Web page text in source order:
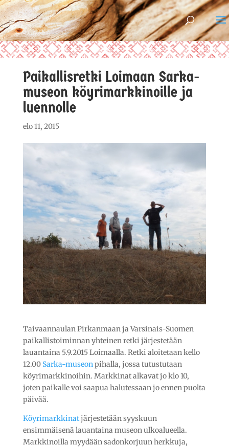
Paikallisretki Loimaan Sarka-
museon köyrimarkkinoille ja
luennolle
elo 11, 2015
Taivaannaulan Pirkanmaan ja Varsinais-Suomen
paikallistoiminnan yhteinen retki järjestetään
lauantaina 5.9.2015 Loimaalla. Retki aloitetaan kello
12.00 Sarka-museonpihalla, jossa tutustutaan
köyrimarkkinoihin. Markkinat alkavat jo klo 10,
joten paikalle voi saapua halutessaan jo ennen puolta
päivää.
Köyrimarkkinatjärjestetään syyskuun
ensimmäisenä lauantaina museon ulkoalueella.
Markkinoilla myydään sadonkorjuun herkkuja,